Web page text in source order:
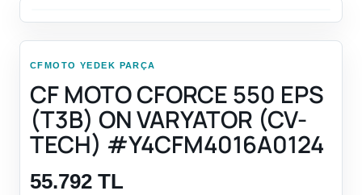
CFMOTO YEDEK PARÇA
CF MOTO CFORCE 550 EPS
(T3B) ON VARYATOR (CV-
TECH) #Y4CFM4016A0124
55.792 TL